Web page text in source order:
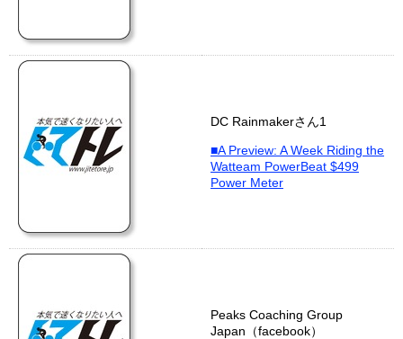
DC Rainmakerさん1
■A Preview: A Week Riding the
Watteam PowerBeat $499
Power Meter
Peaks Coaching Group
Japan（facebook）